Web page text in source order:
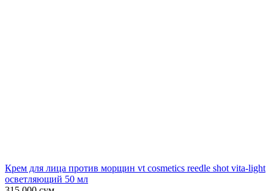
Крем для лица против морщин vt cosmetics reedle shot vita-light
осветляющий 50 мл